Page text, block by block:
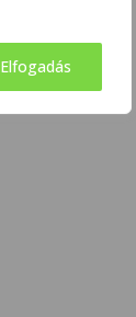
Elfogadás